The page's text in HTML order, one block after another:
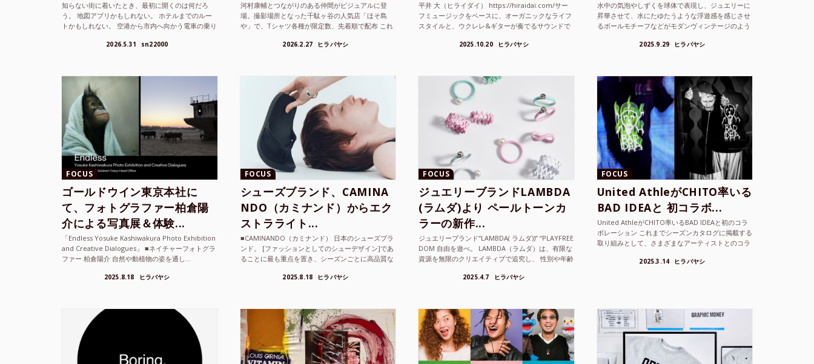
知らない街に着いたとき、最初に開くのは何だろ
う。 地図アプリかもしれない。 ホテルまでのルー
トかもしれない。 空港から市内へ向かう電車の乗り
て、その街の空...2026.5.31 sn22000
河村康輔とつながりのある仲間がビジュアルに登
場。撮影場所となった千駄ヶ谷の人気店「ほそ島
や」で、Tシャツ各種が限定数、先着順で配布 これ
2026.2.27 ヒラバヤシ
平井 大（ヒライダイ） https://hiraidai.com/サー
フミュージックをベースに、オーガニックなライフ
スタイルと、ウクレレ&ギターが奏でるサウンドで
2025.10.20 ヒラバヤシ
水中の気泡やしずくを球体で表現し、ジュエリーに
昇華させて、水にたゆたうような浮遊感を感じさせ
るボールモチーフなどがモダンヴィンテージのよう
2025.9.29 ヒラバヤシ
FOCUS
ゴールドウイン東京本社に
て、フォトグラファー柏倉陽
介による写真展＆体験...
「Endless Yosuke Kashiwakura Photo Exhibition
and Creative Dialogues」 ■ネイチャーフォトグラ
ファー 柏倉陽介 自然や動植物の姿を通し...
2025.8.18 ヒラバヤシ
FOCUS
シューズブランド、CAMINA
NDO（カミナンド）からエク
ストラライト...
■CAMINANDO（カミナンド） 日本のシューズブラ
ンド。 [ファッションとしてのシューデザイン]であ
ることに最も重点を置き、シーズンごとに高品質な
2025.8.18 ヒラバヤシ
FOCUS
ジュエリーブランドLAMBDA
(ラムダ)より ペールトーンカ
ラーの新作...
ジュエリーブランド“LAMBDA( ラムダ))” “PLAYFREE
DOM 自由を遊べ。 LAMBDA（ラムダ）は、有限な
資源を無限のクリエイティブで追究し、 性別や年齢
2025.4.7 ヒラバヤシ
FOCUS
United AthleがCHITO率いる
BAD IDEAと 初コラボ...
United AthleがCHITO率いるBAD IDEAと初のコラ
ボレーション これまでシーズンカタログに掲載する
取り組みとして、さまざまなアーティストとのコラ
2025.3.14 ヒラバヤシ